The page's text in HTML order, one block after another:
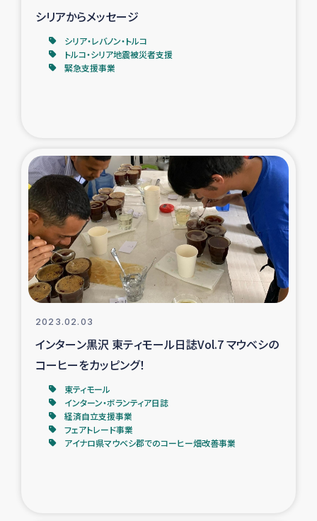
レバノンでのシリア難民への教育支援事業
レバノンでのシリア難民・レバノン人への農業支援
石巻市街地在宅被災者支援
復興応援隊の活動
仮設住宅生活支援・農業復興支援
漁業復興支援
経済自立支援事業
ガザ空爆被災者への食料支援と農家生産支援
シリアからメッセージ
シリア・レバノン・トルコ
トルコ・シリア地震被災者支援
緊急支援事業
2023.02.03
インターン黒沢 東ティモール日誌Vol.7 マウベシの
コーヒーをカッピング！
東ティモール
インターン・ボランティア日誌
経済自立支援事業
フェアトレード事業
アイナロ県マウベシ郡でのコーヒー畑改善事業